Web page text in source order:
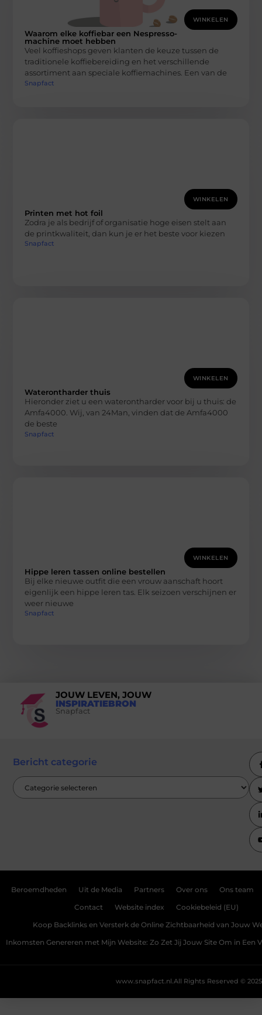
WINKELEN
Waarom elke koffiebar een Nespresso-
machine moet hebben
Veel koffieshops geven klanten de keuze tussen de
traditionele koffiebereiding en het verschillende
assortiment aan speciale koffiemachines. Een van de
Snapfact
WINKELEN
Printen met hot foil
Zodra je als bedrijf of organisatie hoge eisen stelt aan
de printkwaliteit, dan kun je er het beste voor kiezen
Snapfact
WINKELEN
Waterontharder thuis
Hieronder ziet u een waterontharder voor bij u thuis: de
Amfa4000. Wij, van 24Man, vinden dat de Amfa4000
de beste
Snapfact
WINKELEN
Hippe leren tassen online bestellen
Bij elke nieuwe outfit die een vrouw aanschaft hoort
eigenlijk een hippe leren tas. Elk seizoen verschijnen er
weer nieuwe
Snapfact
JOUW LEVEN, JOUW
INSPIRATIEBRON
Snapfact
Bericht categorie
Beroemdheden Uit de Media Partners Over ons Ons team
Contact Website index Cookiebeleid (EU)
Koop Backlinks en Versterk de Online Zichtbaarheid van Jouw
Inkomsten Genereren met Mijn Website: Zo Zet Jij Jouw Site Om in Een
All Rights Reserved © 2025
www.snapfact.nl.